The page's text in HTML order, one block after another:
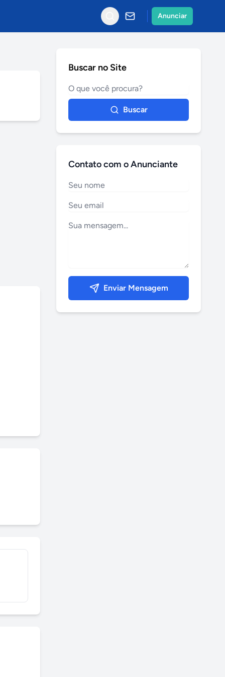
Anunciar
Buscar no Site
Buscar
Contato com o Anunciante
Enviar Mensagem